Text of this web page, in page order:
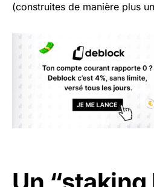
(construites de manière plus